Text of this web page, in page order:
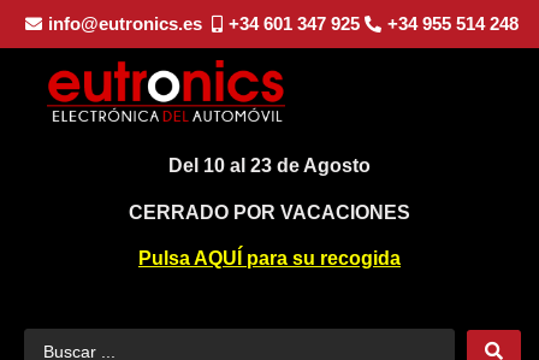
info@eutronics.es +34 601 347 925 +34 955 514 248
Del 10 al 23 de Agosto
CERRADO POR VACACIONES
Pulsa AQUÍ para su recogida